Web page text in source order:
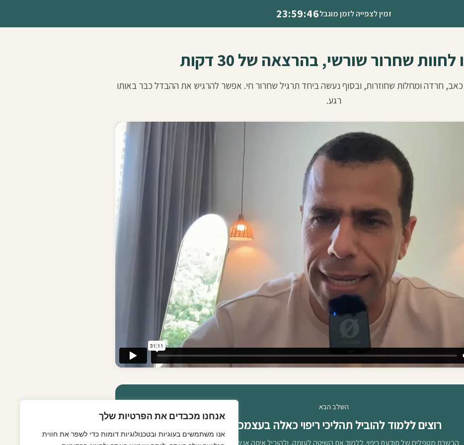
אנחנו מכבדים את הפרטיות שלך
אנו משתמשים בעוגיות ובטכנולוגיות דומות כדי לשפר את חווית
זמין לצפייה לזמן מוגבל23:59:46
לחוות שחרור שורשי, בהרצאה של 30 דקות
חרדה ומחלות שחוזרות, ובסוף נעשה ביחד תרגיל שחרור חי. אפשר להרגיש את ההבדל כבר באותו
רגע.
השלב הבא
רוצים ללמוד להוביל תהליכי ריפוי כאלה בעצמכם?
הכשרת מטפלים של תודעת ריפוי. ללמוד את השיטה לעומק, ולהוביל איתה אנשים אחרים.